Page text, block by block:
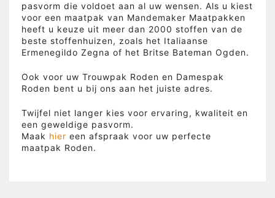
pasvorm die voldoet aan al uw wensen. Als u kiest
voor een maatpak van Mandemaker Maatpakken
heeft u keuze uit meer dan 2000 stoffen van de
beste stoffenhuizen, zoals het Italiaanse
Ermenegildo Zegna of het Britse Bateman Ogden.
Ook voor uw Trouwpak Roden en Damespak
Roden bent u bij ons aan het juiste adres.
Twijfel niet langer kies voor ervaring, kwaliteit en
een geweldige pasvorm.
Maak hier een afspraak voor uw perfecte
maatpak Roden.